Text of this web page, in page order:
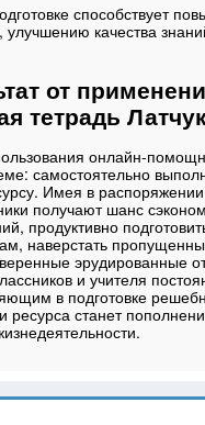
способствует
качества
от
тетрадь
онлайн-
самостоятельно
Имея в распоряжении
получают шанс
продуктивно
наверстать
эрудированные
и учителя
в подготовке
станет